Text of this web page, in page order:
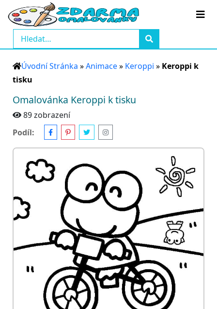
Úvodní Stránka »Animace» Keroppi » Keroppi k
tisku
Omalovánka Keroppi k tisku
89 zobrazení
Podíl: